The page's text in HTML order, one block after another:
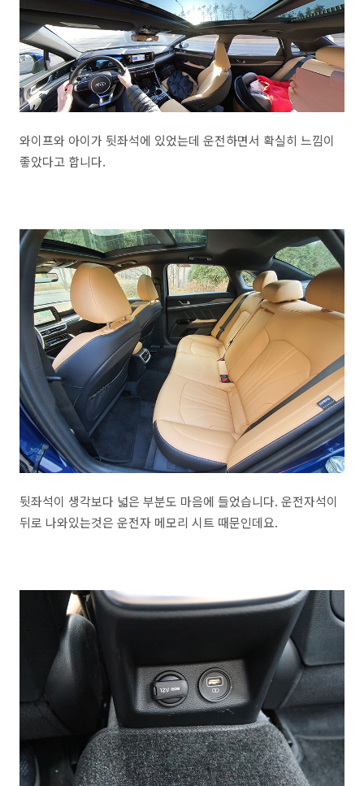
와이프와 아이가 뒷좌석에 있었는데 운전하면서 확실히 느낌이
좋았다고 합니다.
뒷좌석이 생각보다 넓은 부분도 마음에 들었습니다. 운전자석이
뒤로 나와있는것은 운전자 메모리 시트 때문인데요.